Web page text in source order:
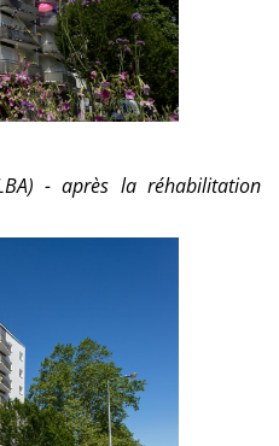
- après la réhabilitation